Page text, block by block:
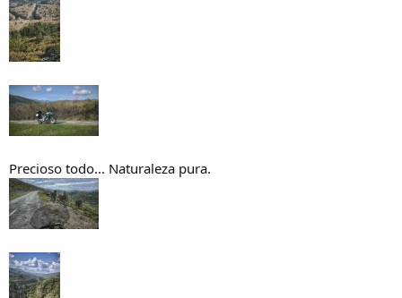
Precioso todo... Naturaleza pura.